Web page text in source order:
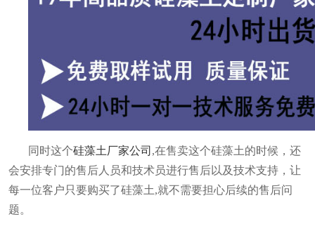
同时这个硅藻土厂家公司 ,在售卖这个硅藻土的时候，还
会安排专门的售后人员和技术员进行售后以及技术支持，让
每一位客户只要购买了硅藻土,就不需要担心后续的售后问
题。